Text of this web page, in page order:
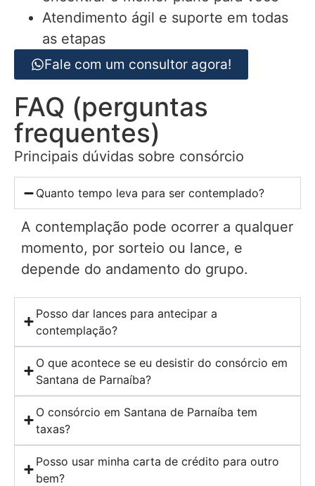
Atendimento ágil e suporte em todas
as etapas
Fale com um consultor agora!
FAQ (perguntas
frequentes)
Principais dúvidas sobre consórcio
Quanto tempo leva para ser contemplado?
A contemplação pode ocorrer a qualquer
momento, por sorteio ou lance, e
depende do andamento do grupo.
Posso dar lances para antecipar a
contemplação?
O que acontece se eu desistir do consórcio em
Santana de Parnaíba?
O consórcio em Santana de Parnaíba tem
taxas?
Posso usar minha carta de crédito para outro
bem?